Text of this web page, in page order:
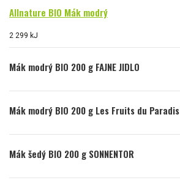
Allnature BIO Mák modrý
2 299 kJ
Mák modrý BIO 200 g FAJNE JIDLO
Mák modrý BIO 200 g Les Fruits du Paradis
Mák šedý BIO 200 g SONNENTOR